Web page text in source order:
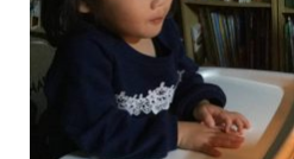
保育所のご案内
ボヤキ100%